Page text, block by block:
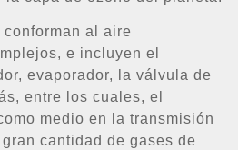
al aire
e incluyen el
evaporador, la válvula de
entre los cuales, el
medio en la transmisión
cantidad de gases de